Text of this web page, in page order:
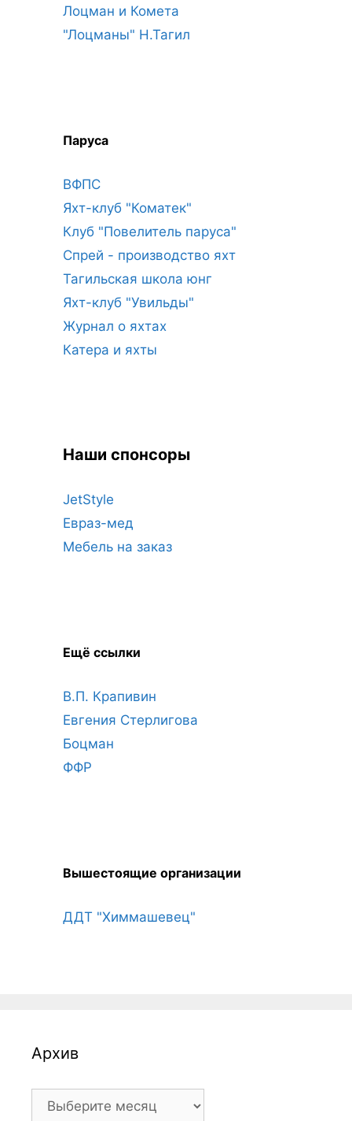
Лоцман и Комета
"Лоцманы" Н.Тагил
Паруса
ВФПС
Яхт-клуб "Коматек"
Клуб "Повелитель паруса"
Спрей - производство яхт
Тагильская школа юнг
Яхт-клуб "Увильды"
Журнал о яхтах
Катера и яхты
Наши спонсоры
JetStyle
Евраз-мед
Мебель на заказ
Ещё ссылки
В.П. Крапивин
Евгения Стерлигова
Боцман
ФФР
Вышестоящие организации
ДДТ "Химмашевец"
Архив
Архив